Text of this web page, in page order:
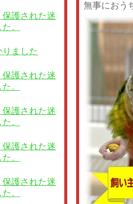
護された迷
。
ました
護された迷
。
護された迷
。
護された迷
。
護された迷
。
無事におう